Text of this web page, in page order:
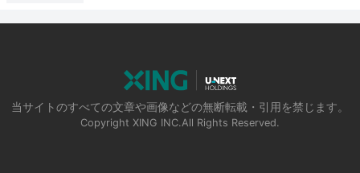
当サイトのすべての文章や画像などの無断転載・引用を禁じます。
Copyright XING INC.All Rights Reserved.